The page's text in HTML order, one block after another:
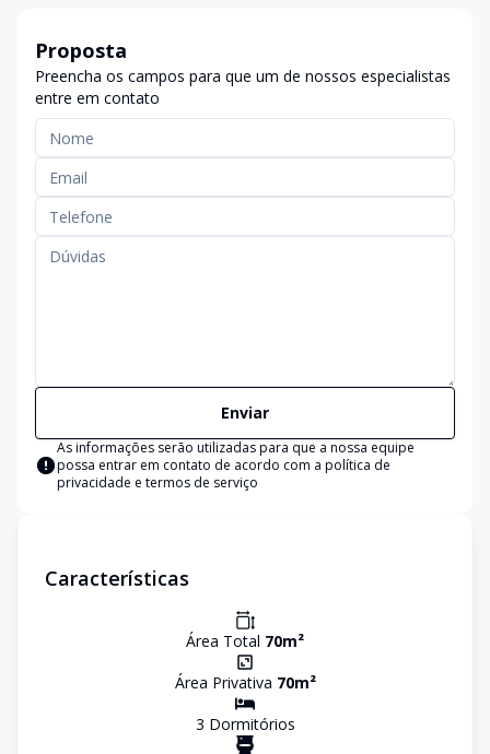
Proposta
Preencha os campos para que um de nossos especialistas
entre em contato
Enviar
As informações serão utilizadas para que a nossa equipe
possa entrar em contato de acordo com a política de
privacidade e termos de serviço
Características
Área Total 70m²
Área Privativa 70m²
3 Dormitórios